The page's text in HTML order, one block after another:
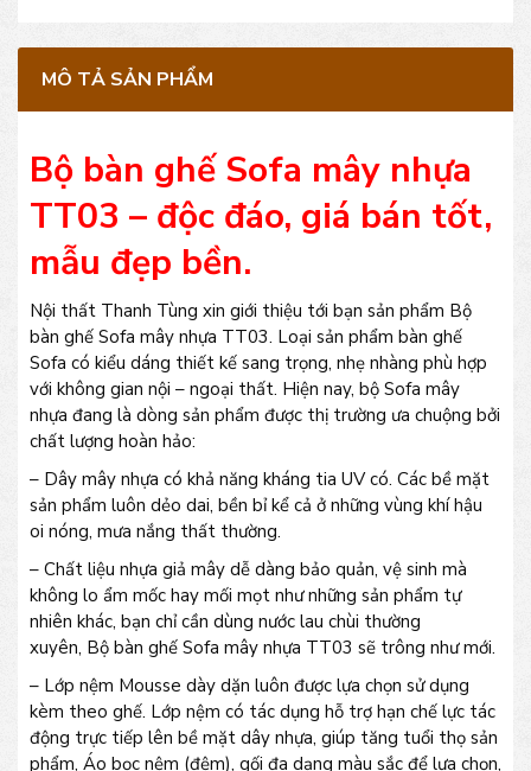
MÔ TẢ SẢN PHẨM
Bộ bàn ghế Sofa mây nhựa
TT03 – độc đáo, giá bán tốt,
mẫu đẹp bền.
Nội thất Thanh Tùng xin giới thiệu tới bạn sản phẩm Bộ
bàn ghế Sofa mây nhựa TT03. Loại sản phẩm bàn ghế
Sofa có kiểu dáng thiết kế sang trọng, nhẹ nhàng phù hợp
với không gian nội – ngoại thất. Hiện nay, bộ Sofa mây
nhựa đang là dòng sản phẩm được thị trường ưa chuộng bởi
chất lượng hoàn hảo:
– Dây mây nhựa có khả năng kháng tia UV có. Các bề mặt
sản phẩm luôn dẻo dai, bền bỉ kể cả ở những vùng khí hậu
oi nóng, mưa nắng thất thường.
– Chất liệu nhựa giả mây dễ dàng bảo quản, vệ sinh mà
không lo ẩm mốc hay mối mọt như những sản phẩm tự
nhiên khác, bạn chỉ cần dùng nước lau chùi thường
xuyên, Bộ bàn ghế Sofa mây nhựa TT03 sẽ trông như mới.
– Lớp nệm Mousse dày dặn luôn được lựa chọn sử dụng
kèm theo ghế. Lớp nệm có tác dụng hỗ trợ hạn chế lực tác
động trực tiếp lên bề mặt dây nhựa, giúp tăng tuổi thọ sản
phẩm, Áo bọc nệm (đệm), gối đa dạng màu sắc để lựa chọn,